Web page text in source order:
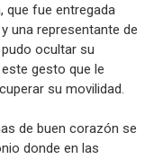
que fue entregada
una representante de
pudo ocultar su
gesto que le
su movilidad.
de buen corazón se
donde en las